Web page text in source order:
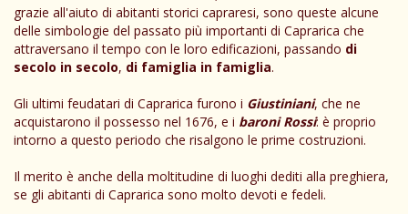
grazie all'aiuto di abitanti storici capraresi, sono queste alcune
delle simbologie del passato più importanti di Caprarica che
attraversano il tempo con le loro edificazioni, passando di
secolo in secolo, di famiglia in famiglia.
Gli ultimi feudatari di Caprarica furono i Giustiniani, che ne
acquistarono il possesso nel 1676, e i baroni Rossi: è proprio
intorno a questo periodo che risalgono le prime costruzioni.
Il merito è anche della moltitudine di luoghi dediti alla preghiera,
se gli abitanti di Caprarica sono molto devoti e fedeli.